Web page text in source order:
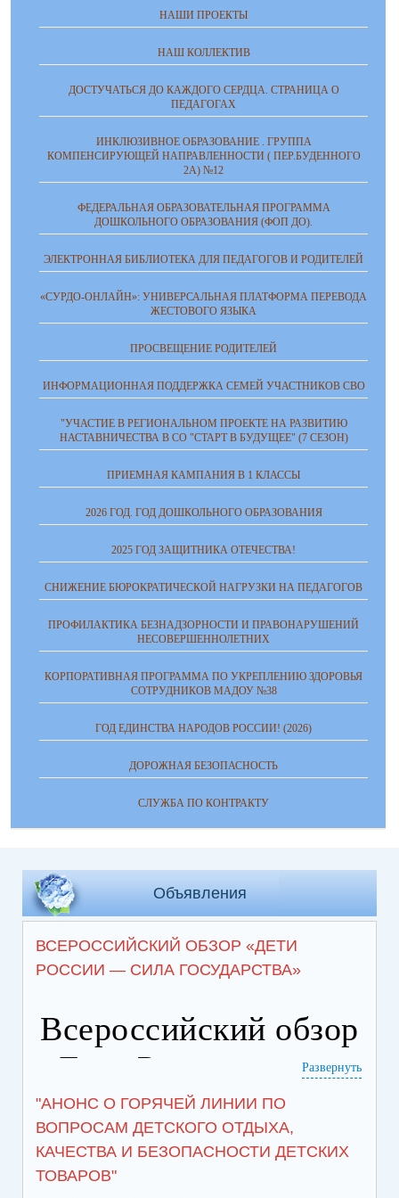
НАШИ ПРОЕКТЫ
НАШ КОЛЛЕКТИВ
ДОСТУЧАТЬСЯ ДО КАЖДОГО СЕРДЦА. СТРАНИЦА О
ПЕДАГОГАХ
ИНКЛЮЗИВНОЕ ОБРАЗОВАНИЕ . ГРУППА
КОМПЕНСИРУЮЩЕЙ НАПРАВЛЕННОСТИ ( ПЕР.БУДЕННОГО
2А) №12
ФЕДЕРАЛЬНАЯ ОБРАЗОВАТЕЛЬНАЯ ПРОГРАММА
ДОШКОЛЬНОГО ОБРАЗОВАНИЯ (ФОП ДО).
ЭЛЕКТРОННАЯ БИБЛИОТЕКА ДЛЯ ПЕДАГОГОВ И РОДИТЕЛЕЙ
«СУРДО-ОНЛАЙН»: УНИВЕРСАЛЬНАЯ ПЛАТФОРМА ПЕРЕВОДА
ЖЕСТОВОГО ЯЗЫКА
ПРОСВЕЩЕНИЕ РОДИТЕЛЕЙ
ИНФОРМАЦИОННАЯ ПОДДЕРЖКА СЕМЕЙ УЧАСТНИКОВ СВО
"УЧАСТИЕ В РЕГИОНАЛЬНОМ ПРОЕКТЕ НА РАЗВИТИЮ
НАСТАВНИЧЕСТВА В СО "СТАРТ В БУДУЩЕЕ" (7 СЕЗОН)
ПРИЕМНАЯ КАМПАНИЯ В 1 КЛАССЫ
2026 ГОД. ГОД ДОШКОЛЬНОГО ОБРАЗОВАНИЯ
2025 ГОД ЗАЩИТНИКА ОТЕЧЕСТВА!
СНИЖЕНИЕ БЮРОКРАТИЧЕСКОЙ НАГРУЗКИ НА ПЕДАГОГОВ
ПРОФИЛАКТИКА БЕЗНАДЗОРНОСТИ И ПРАВОНАРУШЕНИЙ
НЕСОВЕРШЕННОЛЕТНИХ
КОРПОРАТИВНАЯ ПРОГРАММА ПО УКРЕПЛЕНИЮ ЗДОРОВЬЯ
СОТРУДНИКОВ МАДОУ №38
ГОД ЕДИНСТВА НАРОДОВ РОССИИ! (2026)
ДОРОЖНАЯ БЕЗОПАСНОСТЬ
СЛУЖБА ПО КОНТРАКТУ
Объявления
ВСЕРОССИЙСКИЙ ОБЗОР «ДЕТИ
РОССИИ — СИЛА ГОСУДАРСТВА»
Всероссийский обзор
«Дети России — сила
государства»
25.07.2026 - отНовости
В преддверии нового учебного года, а также руководствуясь задачей
Развернуть
"АНОНС О ГОРЯЧЕЙ ЛИНИИ ПО
ВОПРОСАМ ДЕТСКОГО ОТДЫХА,
КАЧЕСТВА И БЕЗОПАСНОСТИ ДЕТСКИХ
ТОВАРОВ"